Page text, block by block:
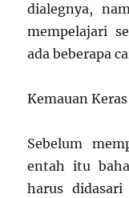
dialegnya,
mempelajari
ada beberapa
Kemauan
Sebelum
entah itu
harus